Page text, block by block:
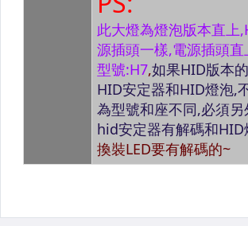
雙層 防水 汽車罩
雙層 防水 機車罩
LED 後保桿燈/第3煞車燈